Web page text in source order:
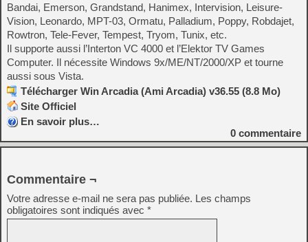
Bandai, Emerson, Grandstand, Hanimex, Intervision, Leisure-
Vision, Leonardo, MPT-03, Ormatu, Palladium, Poppy, Robdajet,
Rowtron, Tele-Fever, Tempest, Tryom, Tunix, etc.
Il supporte aussi l’Interton VC 4000 et l’Elektor TV Games
Computer. Il nécessite Windows 9x/ME/NT/2000/XP et tourne
aussi sous Vista.
Télécharger Win Arcadia (Ami Arcadia) v36.55 (8.8 Mo)
Site Officiel
En savoir plus…
0 commentaire
Commentaire ¬
Votre adresse e-mail ne sera pas publiée. Les champs
obligatoires sont indiqués avec *